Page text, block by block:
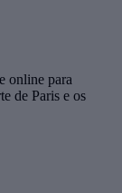
online para
de Paris e os